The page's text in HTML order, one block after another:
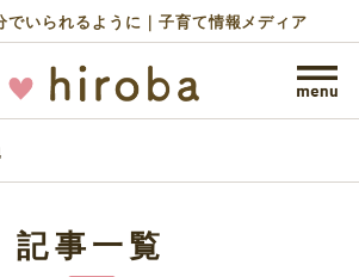
でいられるように｜子育て情報メディア
記事一覧